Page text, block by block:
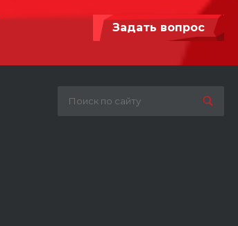
Сталь с порошковой покраской
Бетонирование / анкерное крепление
инклюзивное
Задать вопрос